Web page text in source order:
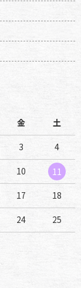
金 土
3 4
10
11
17 18
24 25